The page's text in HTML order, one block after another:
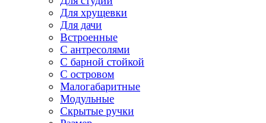
Для хрущевки
Для дачи
Встроенные
С антресолями
С барной стойкой
С островом
Малогабаритные
Модульные
Скрытые ручки